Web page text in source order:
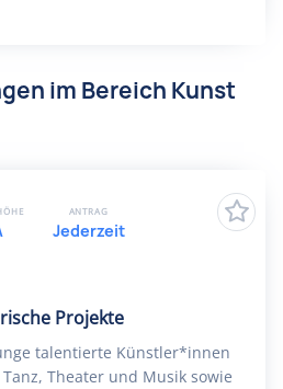
im Bereich Kunst
Projekte
talentierte Künstler*innen
Theater und Musik sowie
ANTRAG
Jederzeit